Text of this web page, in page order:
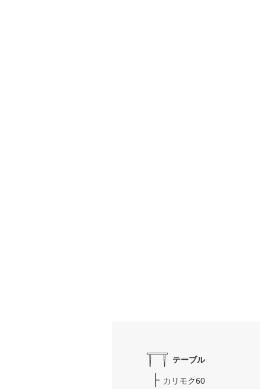
テーブル
カリモク60